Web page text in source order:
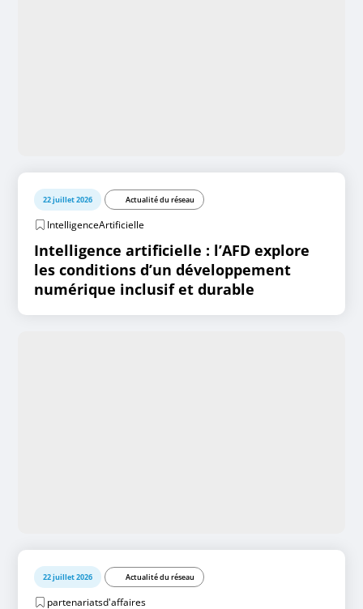
22 juillet 2026 Actualité du réseau
IntelligenceArtificielle
Intelligence artificielle : l’AFD explore
les conditions d’un développement
numérique inclusif et durable
22 juillet 2026 Actualité du réseau
partenariatsd'affaires